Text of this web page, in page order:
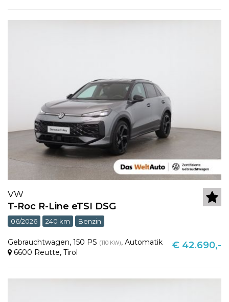
VW
T-Roc R-Line eTSI DSG
06/2026 240 km Benzin
Gebrauchtwagen, 150 PS (110 KW), Automatik
6600 Reutte, Tirol
€ 42.690,-